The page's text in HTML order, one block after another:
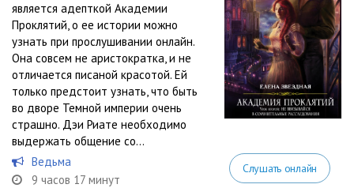
является адепткой Академии
Проклятий, о ее истории можно
узнать при прослушивании онлайн.
Она совсем не аристократка, и не
отличается писаной красотой. Ей
только предстоит узнать, что быть
во дворе Темной империи очень
страшно. Дэи Риате необходимо
выдержать общение со...
Ведьма
9 часов 17 минут
Слушать онлайн